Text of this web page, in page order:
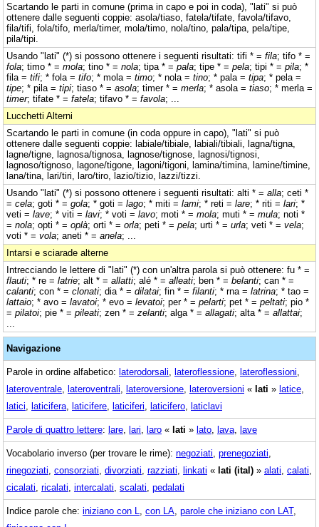
Scartando le parti in comune (prima in capo e poi in coda), "lati" si può
ottenere dalle seguenti coppie: asola/tiaso, fatela/tifate, favola/tifavo,
fila/tifi, fola/tifo, merla/timer, mola/timo, nola/tino, pala/tipa, pela/tipe,
pila/tipi.
Usando "lati" (*) si possono ottenere i seguenti risultati: tifi * = fila; tifo * =
fola; timo * = mola; tino * = nola; tipa * = pala; tipe * = pela; tipi * = pila; *
fila = tifi; * fola = tifo; * mola = timo; * nola = tino; * pala = tipa; * pela =
tipe; * pila = tipi; tiaso * = asola; timer * = merla; * asola = tiaso; * merla =
timer; tifate * = fatela; tifavo * = favola; ...
Lucchetti Alterni
Scartando le parti in comune (in coda oppure in capo), "lati" si può
ottenere dalle seguenti coppie: labiale/tibiale, labiali/tibiali, lagna/tigna,
lagne/tigne, lagnosa/tignosa, lagnose/tignose, lagnosi/tignosi,
lagnoso/tignoso, lagone/tigone, lagoni/tigoni, lamina/timina, lamine/timine,
lana/tina, lari/tiri, laro/tiro, lazio/tizio, lazzi/tizzi.
Usando "lati" (*) si possono ottenere i seguenti risultati: alti * = alla; ceti *
= cela; goti * = gola; * goti = lago; * miti = lami; * reti = lare; * riti = lari; *
veti = lave; * viti = lavi; * voti = lavo; moti * = mola; muti * = mula; noti *
= nola; opti * = oplà; orti * = orla; peti * = pela; urti * = urla; veti * = vela;
voti * = vola; aneti * = anela; ...
Intarsi e sciarade alterne
Intrecciando le lettere di "lati" (*) con un'altra parola si può ottenere: fu * =
flauti; * re = latrie; alt * = allatti; alé * = alleati; ben * = belanti; can * =
calanti; con * = clonati; dia * = dilatai; fin * = filanti; * rna = latrina; * tao =
lattaio; * avo = lavatoi; * evo = levatoi; per * = pelarti; pet * = peltati; pio *
= pilatoi; pie * = pileati; zen * = zelanti; alga * = allagati; alta * = allattai;
Navigazione
Parole in ordine alfabetico: laterodorsali lateroflessione lateroflessioni
lateroventrale lateroventrali lateroversione lateroversioni « lati » latice
latici laticifera laticifere laticiferi laticifero laticlavi
Parole di quattro lettere: lare lari laro « lati » lato lava lave
Vocabolario inverso (per trovare le rime): negoziati prenegoziati
rinegoziati consorziati divorziati razziati linkati « lati (ital) » alati calati
cicalati ricalati intercalati scalati pedalati
Indice parole che: iniziano con L con LA parole che iniziano con LAT,